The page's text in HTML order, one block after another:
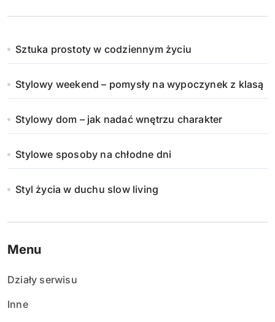
Sztuka prostoty w codziennym życiu
Stylowy weekend – pomysły na wypoczynek z klasą
Stylowy dom – jak nadać wnętrzu charakter
Stylowe sposoby na chłodne dni
Styl życia w duchu slow living
Menu
Działy serwisu
Inne